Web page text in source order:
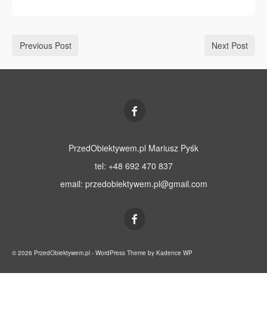
Previous Post Next Post
PrzedObiektywem.pl Mariusz Pyśk
tel: +48 692 470 837
email: przedobiektywem.pl@gmail.com
© 2026 PrzedObiektywem.pl - WordPress Theme by Kadence WP